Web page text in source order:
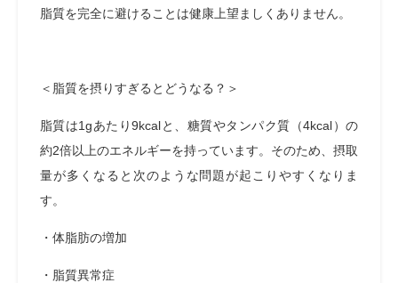
脂質を完全に避けることは健康上望ましくありません。
＜脂質を摂りすぎるとどうなる？＞
脂質は1gあたり9kcalと、糖質やタンパク質（4kcal）の
約2倍以上のエネルギーを持っています。そのため、摂取
量が多くなると次のような問題が起こりやすくなりま
す。
・体脂肪の増加
・脂質異常症